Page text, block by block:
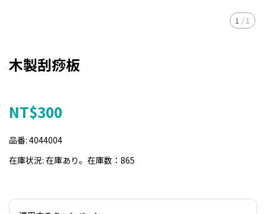
1 / 1
木製刮痧板
NT$300
品番: 4044004
在庫状況: 在庫あり。在庫数：865